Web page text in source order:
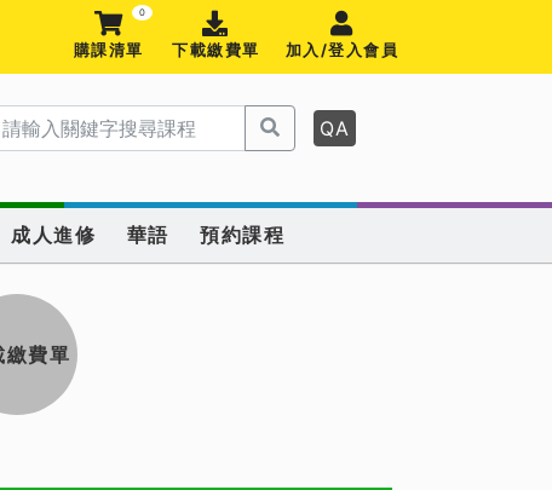
0
購課清單 下載繳費單 加入/登入會員
QA
成人進修 華語 預約課程
繳費單